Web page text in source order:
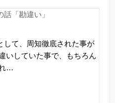
「勘違い」
して、周知徹底された事が
いしていた事で、もちろん
…